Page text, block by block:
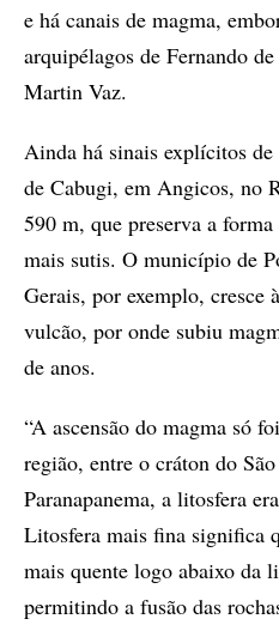
e há canais de magma,
arquipélagos de Fernando
Martin Vaz.
Ainda há sinais explícitos
de Cabugi, em Angicos, no
590 m, que preserva a
mais sutis. O município de
Gerais, por exemplo, cresce
vulcão, por onde subiu
de anos.
“A ascensão do magma só
região, entre o cráton do
Paranapanema, a litosfera
Litosfera mais fina significa
mais quente logo abaixo da
permitindo a fusão das